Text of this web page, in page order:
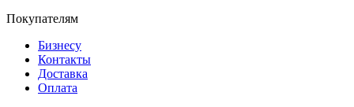
Покупателям
Бизнесу
Контакты
Доставка
Оплата